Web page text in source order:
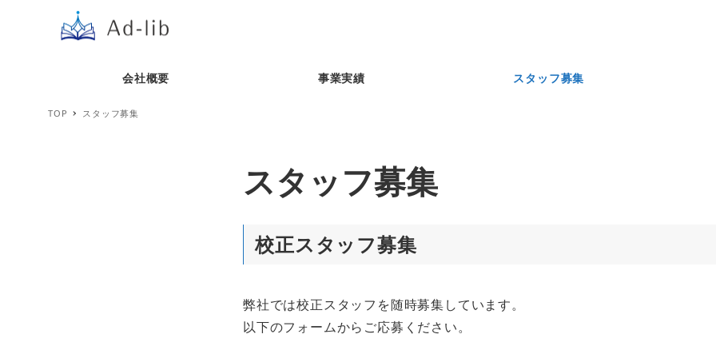
会社概要 事業実績 スタッフ募集
TOP スタッフ募集
スタッフ募集
校正スタッフ募集
弊社では校正スタッフを随時募集しています。
以下のフォームからご応募ください。